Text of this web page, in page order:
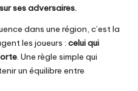
ses adversaires.
dans une région, c’est la
les joueurs : celui qui
. Une règle simple qui
un équilibre entre